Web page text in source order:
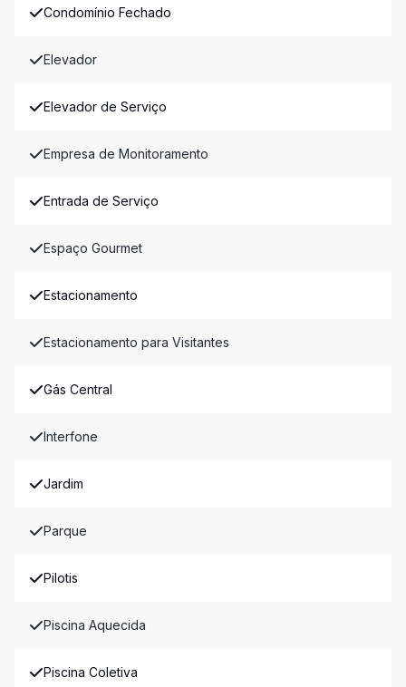
Condomínio Fechado
Elevador
Elevador de Serviço
Empresa de Monitoramento
Entrada de Serviço
Espaço Gourmet
Estacionamento
Estacionamento para Visitantes
Gás Central
Interfone
Jardim
Parque
Pilotis
Piscina Aquecida
Piscina Coletiva